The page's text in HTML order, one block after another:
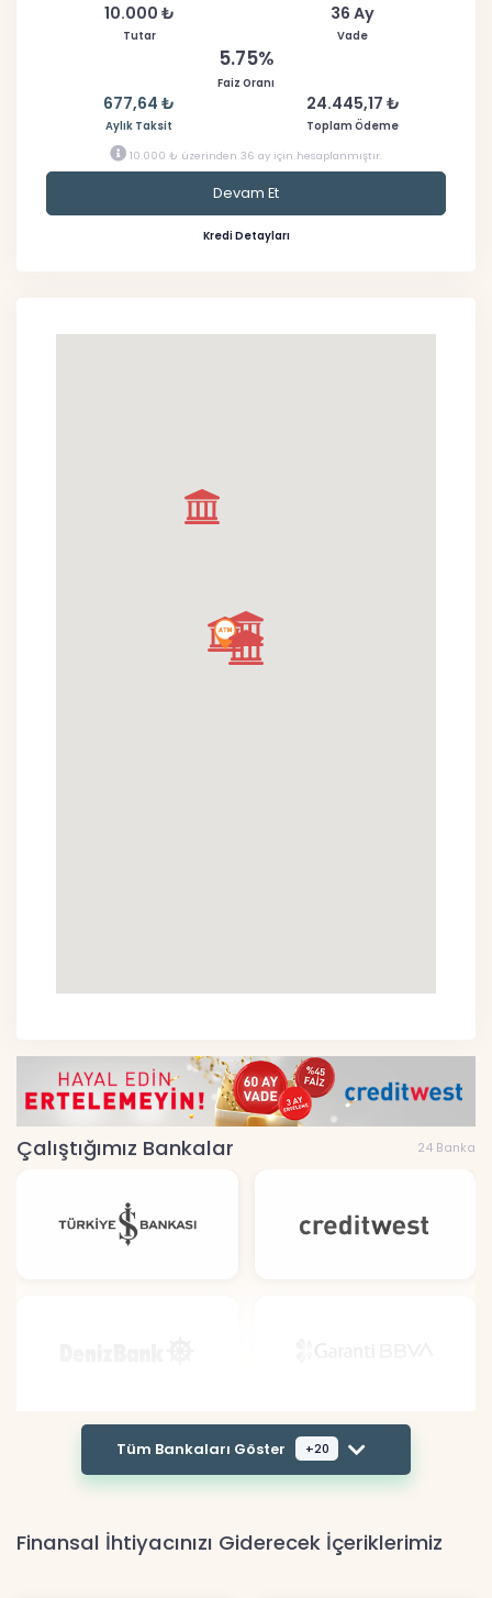
10.000 ₺
Tutar
36 Ay
Vade
5.75%
Faiz Oranı
677,64 ₺
Aylık Taksit
24.445,17 ₺
Toplam Ödeme
10.000 ₺ üzerinden 36 ay için hesaplanmıştır.
Devam Et
Kredi Detayları
Çalıştığımız Bankalar 24 Banka
Tüm Bankaları Göster +20
Finansal İhtiyacınızı Giderecek İçeriklerimiz